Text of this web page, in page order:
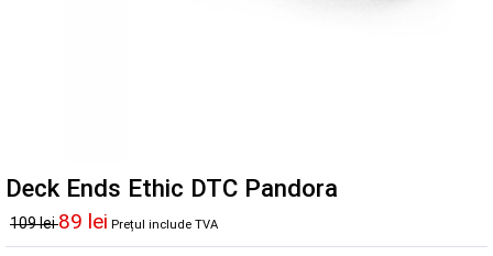
Deck Ends Ethic DTC Pandora
109 lei89 lei Prețul include TVA